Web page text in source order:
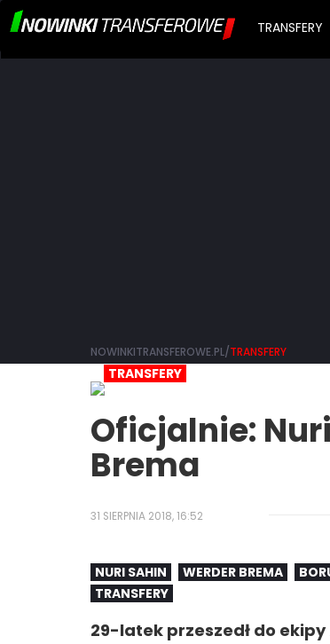
TRANSFERY
NOWINKITRANSFEROWE.PL/TRANSFERY
TRANSFERY
Oficjalnie:
Brema
31 SIERPNIA 2018, 16:52
NURI SAHIN WERDER BREMA
TRANSFERY
29-latek przeszedł do ekipy